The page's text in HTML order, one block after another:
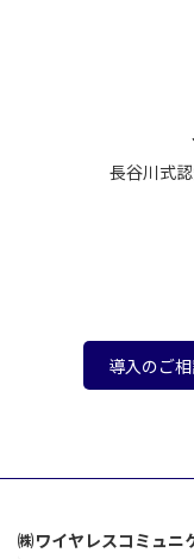
長谷川式
導入のご
㈱ワイヤレスコミュニ